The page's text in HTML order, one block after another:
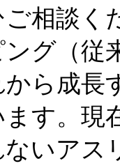
相談く
グ（従
ら成長
す。現
いアス